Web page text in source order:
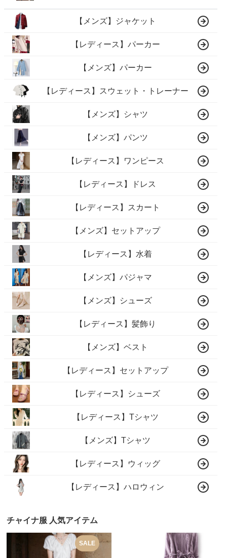
【メンズ】ジャケット
【レディース】パーカー
【メンズ】パーカー
【レディース】スウェット・トレーナー
【メンズ】シャツ
【メンズ】パンツ
【レディース】ワンピース
【レディース】ドレス
【レディース】スカート
【メンズ】セットアップ
【レディース】水着
【メンズ】パジャマ
【メンズ】シューズ
【レディース】髪飾り
【メンズ】ベスト
【レディース】セットアップ
【レディース】シューズ
【レディース】Tシャツ
【メンズ】Tシャツ
【レディース】ウィッグ
【レディース】ハロウィン
チャイナ服 人気アイテム
SALE